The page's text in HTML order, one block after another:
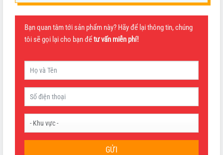
Bạn quan tâm tới sản phẩm này? Hãy để lại thông tin, chúng
tôi sẽ gọi lại cho bạn đểtư vấn miễn phí!
GỬI